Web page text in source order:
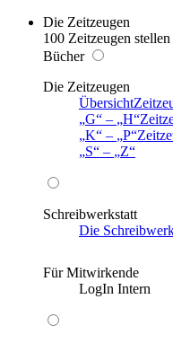
Die Zeitzeugen
100 Zeitzeugen
Bücher
Die Zeitzeugen
Übersicht
G
– H
K
– P
S
– Z
Schreibwerkstatt
Die
Für Mitwirkende
LogIn Intern